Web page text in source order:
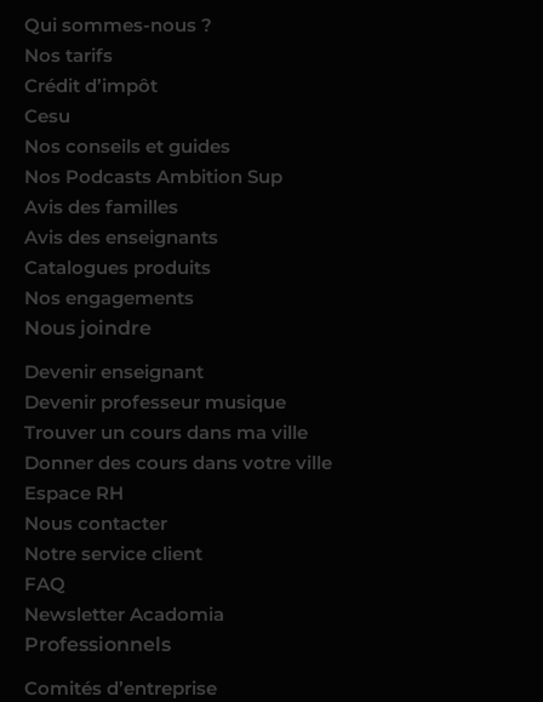
Qui sommes-nous ?
Nos tarifs
Crédit d’impôt
Cesu
Nos conseils et guides
Nos Podcasts Ambition Sup
Avis des familles
Avis des enseignants
Catalogues produits
Nos engagements
Nous joindre
Devenir enseignant
Devenir professeur musique
Trouver un cours dans ma ville
Donner des cours dans votre ville
Espace RH
Nous contacter
Notre service client
FAQ
Newsletter Acadomia
Professionnels
Comités d’entreprise